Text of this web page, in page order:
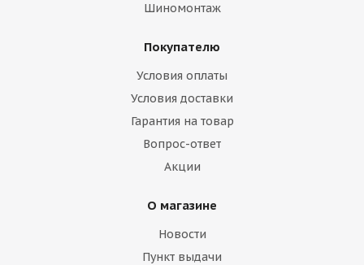
Шиномонтаж
Покупателю
Условия оплаты
Условия доставки
Гарантия на товар
Вопрос-ответ
Акции
О магазине
Новости
Пункт выдачи